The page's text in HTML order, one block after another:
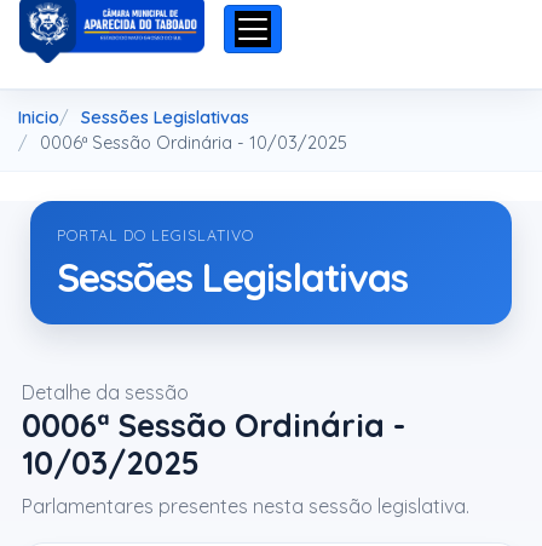
Inicio
Sessões Legislativas
0006ª Sessão Ordinária - 10/03/2025
PORTAL DO LEGISLATIVO
Sessões Legislativas
Detalhe da sessão
0006ª Sessão Ordinária -
10/03/2025
Parlamentares presentes nesta sessão legislativa.